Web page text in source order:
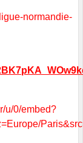
normandie-
u/0/embed?